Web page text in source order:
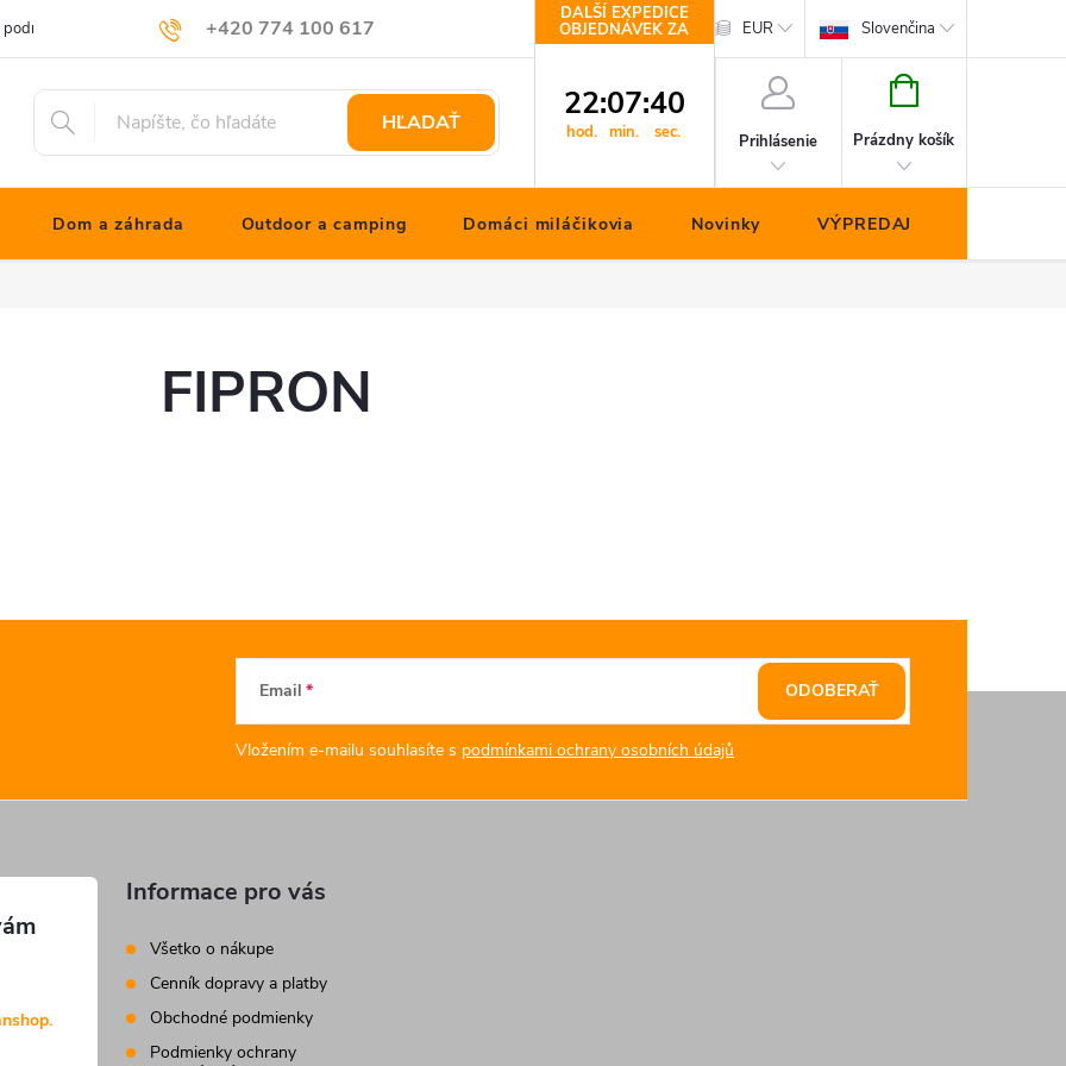
+420 774 100 617
info@jonathanshop.cz
Podmienky ochrany osobných údajov Blog JONATHNshop.cz Kontakty EUR Slovenčina
HĽADAŤ
DALŠÍ EXPEDICE
OBJEDNÁVEK ZA
22
hod.
:07
min.
:39
sec. Prihlásenie
NÁKUPNÝ
Prázdny košík
Dom a záhrada Outdoor a camping Domáci miláčikovia Novinky VÝPREDAJ
FIPRON
Email
Vložením e-mailu souhlasíte s podmínkami ochrany osobních údajů
ODOBERAŤ
Informace pro vás
Všetko o nákupe
Cenník dopravy a platby
Obchodné podmienky
Podmienky ochrany